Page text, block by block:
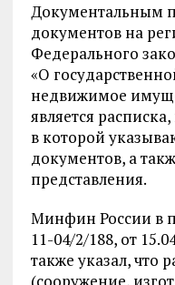
Документальным
документов на
Федерального
«О
недвижимое
является
в которой
документов, а
представления.
Минфин России в
11-04/2/188, от
также указал, что